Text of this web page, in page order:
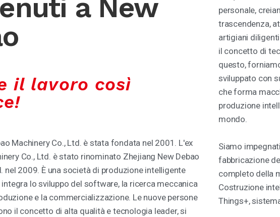
a New
il lavoro così
Machinery Co., Ltd. è stata fondata nel 2001. L'ex
Co., Ltd. è stato rinominato Zhejiang New Debao
nel 2009. È una società di produzione intelligente
lo sviluppo del software, la ricerca meccanica
e la commercializzazione. Le nuove persone
il concetto di alta qualità e tecnologia leader, si
personale,
trascendenza,
artigiani
il concetto di
questo,
sviluppato con
che forma
produzione
mondo.
Siamo
fabbricazione
completo della
Costruzione
Things+,